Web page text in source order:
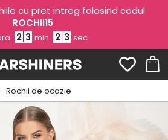
cu pret intreg folosind codul
ROCHII15
2 3 min 2 3 sec
Rochii de ocazie